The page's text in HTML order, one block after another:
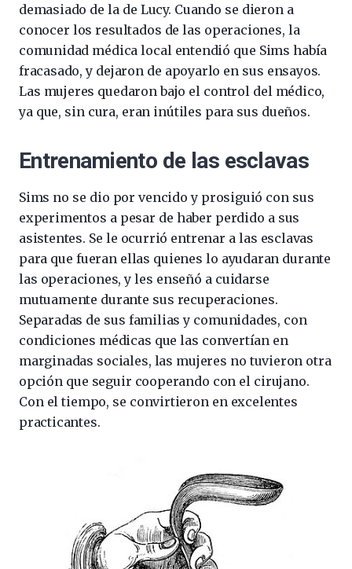
demasiado de la de Lucy. Cuando se dieron a
conocer los resultados de las operaciones, la
comunidad médica local entendió que Sims había
fracasado, y dejaron de apoyarlo en sus ensayos.
Las mujeres quedaron bajo el control del médico,
ya que, sin cura, eran inútiles para sus dueños.
Entrenamiento de las esclavas
Sims no se dio por vencido y prosiguió con sus
experimentos a pesar de haber perdido a sus
asistentes. Se le ocurrió entrenar a las esclavas
para que fueran ellas quienes lo ayudaran durante
las operaciones, y les enseñó a cuidarse
mutuamente durante sus recuperaciones.
Separadas de sus familias y comunidades, con
condiciones médicas que las convertían en
marginadas sociales, las mujeres no tuvieron otra
opción que seguir cooperando con el cirujano.
Con el tiempo, se convirtieron en excelentes
practicantes.